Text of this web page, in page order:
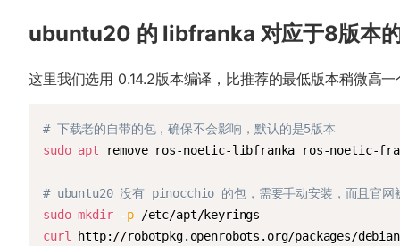
ubuntu20 的 libfranka 对应于8版本
这里我们选用 0.14.2版本编译，比推荐的最低版本稍微高
# 下载老的自带的包，确保不会影响，默认的是5版本
sudo apt remove ros-noetic-libfranka ros-noetic-
# ubuntu20 没有 pinocchio 的包，需要手动安装，而且官网
sudo mkdir -p
curl
http://robotpkg.openrobots.org/packages/